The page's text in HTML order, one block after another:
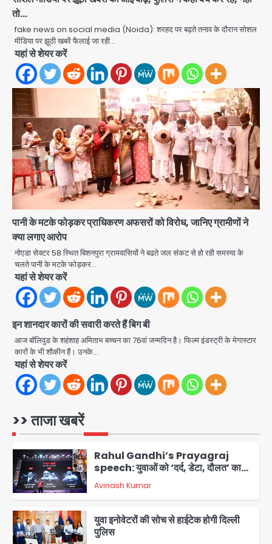
तो…
fake news on social media (Noida): शरहद पर बढ़ते तनाव के दौरान सोशल
मीडिया पर झूठी खबरें फैलाई जा रही…
यहां से शेयर करें
पानी के मटके फोड़कर प्राधिकरण अफसरों को विरोध, जानिए ग्रामीणों ने
क्या लगाए आरोप
नोएडा सेक्टर 58 स्थित बिशनपुरा ग्रामवासियों ने बढते जल संकट से हो रही समस्या के
चलते पानी के मटके फोड़कर…
यहां से शेयर करें
इन शानदार कारों की सवारी करते हैं बिग बी
आज बॉलिवुड के शहंशाह अमिताभ बच्चन का 76वां जन्मदिन है। फिल्म इंडस्ट्री के मेगास्टार
कारों के भी शौकीन हैं। उनके…
यहां से शेयर करें
>> ताजा खबरें
2
Rahul Gandhi’s Prayagraj
speech: युवाओं को ‘दर्द, डेटा, दौलत’ का
संदेश, बीजेपी का वार
Avinash Kumar
3
युवा इनोवेटरों की सोच से हाईटेक होगी दिल्ली
पुलिस
Team JHJ
4
सुदर्शन शक्ति-वी अभ्यास में मॉक आॅपरेशन
Team JHJ
5
एयरपोर्ट का फर्जी कर्मचारी बनकर 3 लाख
उड़ाए, अब पहुंचा सलाखों के पीछे
Team JHJ
1
Noida Sector-49: सेक्टर-49 में 18
2
Rahul Gandhi’s Prayagraj
speech: युवाओं को ‘दर्द, डेटा, दौलत’ का
संदेश, बीजेपी का वार
Avinash Kumar
युवा इनोवेटरों की सोच से हाईटेक होगी दिल्ली
पुलिस